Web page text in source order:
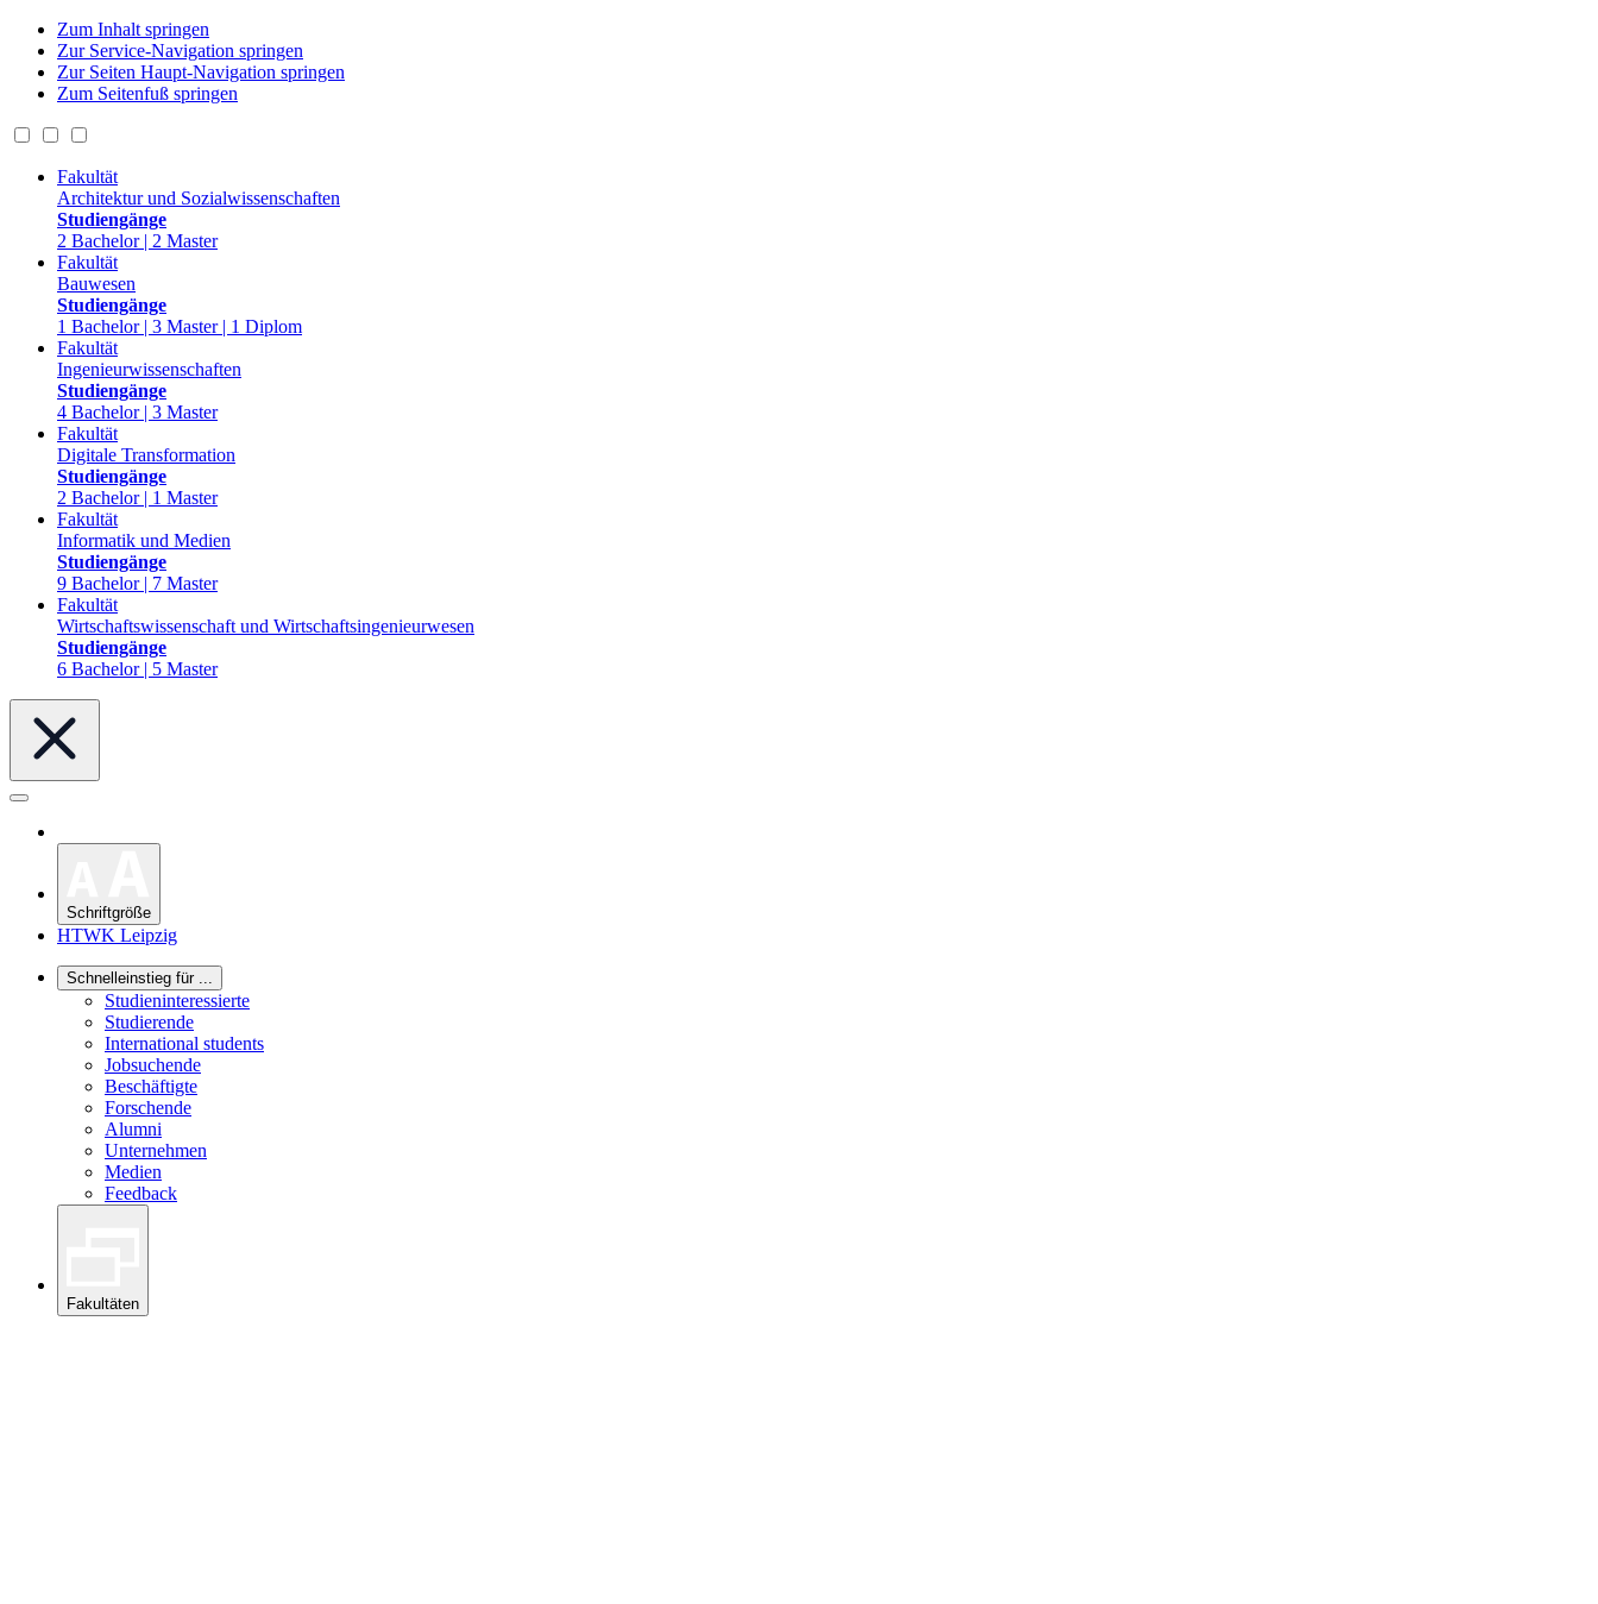
Zum Inhalt springen
Zur Service-Navigation springen
Zur Seiten Haupt-Navigation springen
Zum Seitenfuß springen
Fakultät
Architektur und Sozialwissenschaften
Studiengänge
2 Bachelor | 2 Master
Fakultät
Bauwesen
Studiengänge
1 Bachelor | 3 Master | 1 Diplom
Fakultät
Ingenieurwissenschaften
Studiengänge
4 Bachelor | 3 Master
Fakultät
Digitale Transformation
Studiengänge
2 Bachelor | 1 Master
Fakultät
Informatik und Medien
Studiengänge
9 Bachelor | 7 Master
Fakultät
Wirtschaftswissenschaft und Wirtschaftsingenieurwesen
Studiengänge
6 Bachelor | 5 Master
Schriftgröße
HTWK Leipzig
Schnelleinstieg für ...
Studieninteressierte
Studierende
International students
Jobsuchende
Beschäftigte
Forschende
Alumni
Unternehmen
Medien
Feedback
Fakultäten